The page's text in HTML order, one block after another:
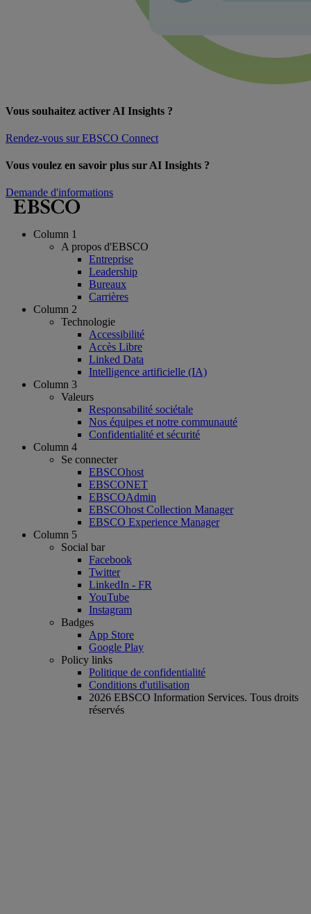
Vous souhaitez activer AI Insights ?
Rendez-vous sur EBSCO Connect
Vous voulez en savoir plus sur AI Insights ?
Demande d'informations
Column 1
A propos d'EBSCO
Entreprise
Leadership
Bureaux
Carrières
Column 2
Technologie
Accessibilité
Accès Libre
Linked Data
Intelligence artificielle (IA)
Column 3
Valeurs
Responsabilité sociétale
Nos équipes et notre communauté
Confidentialité et sécurité
Column 4
Se connecter
EBSCOhost
EBSCONET
EBSCOAdmin
EBSCOhost Collection Manager
EBSCO Experience Manager
Column 5
Social bar
Facebook
Twitter
LinkedIn - FR
YouTube
Instagram
Badges
App Store
Google Play
Policy links
Politique de confidentialité
Conditions d'utilisation
2026 EBSCO Information Services. Tous droits
réservés